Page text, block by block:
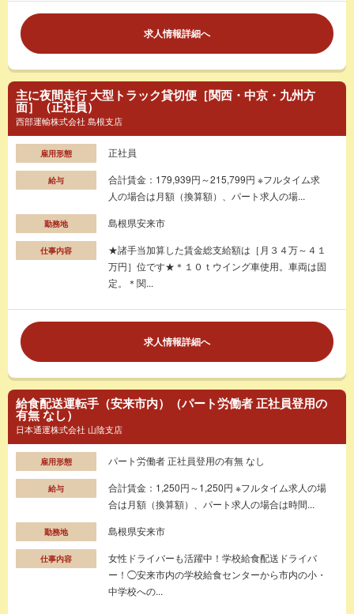
求人情報詳細へ
主に夜間走行 大型トラック貸切便［関西・中京・九州方
面］（正社員）
西部運輸株式会社 島根支店
雇用形態 正社員
給与
合計賃金：179,939円～215,799円 ※フルタイム求
人の場合は月額（換算額）、パート求人の場...
勤務地 島根県安来市
仕事内容
★諸手当加算した賃金総支給額は［月３４万～４１
万円］位です★＊１０ｔウイング車使用。車両は固
定。＊関...
求人情報詳細へ
給食配送運転手（安来市内）（パート労働者 正社員登用の
有無 なし）
日本通運株式会社 山陰支店
雇用形態 パート労働者 正社員登用の有無 なし
給与
合計賃金：1,250円～1,250円 ※フルタイム求人の場
合は月額（換算額）、パート求人の場合は時間...
勤務地 島根県安来市
仕事内容
女性ドライバーも活躍中！学校給食配送ドライバ
ー！◯安来市内の学校給食センターから市内の小・
中学校への...